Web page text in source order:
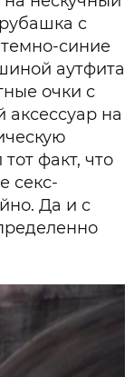
с
синие
аутфита
очки с
на
факт, что
секс-
Да и с